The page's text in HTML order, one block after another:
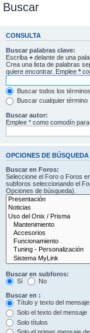
Buscar
CONSULTA
Buscar palabras clave:
Escriba + delante de una
Crea una lista de palabras
quiere encontrar. Emplee *
Buscar todos los términos
Buscar cualquier término
Buscar autor:
Emplee * como comodín
OPCIONES DE BÚSQUEDA
Buscar en Foros:
Seleccione el Foro o Foros
subforos seleccionando el
Opciones de búsqueda).
Buscar en subforos:
Sí
No
Buscar en :
Título y texto del mensaje
Solo el texto del mensaje
Solo títulos